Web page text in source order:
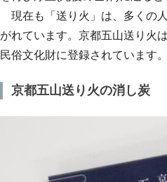
現在も「送り火」は、多くの
がれています。京都五山送り火
民俗文化財に登録されています。
京都五山送り火の消し炭